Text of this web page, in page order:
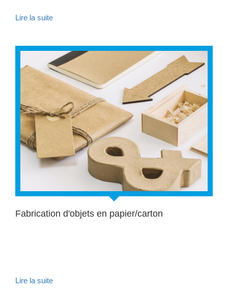
Lire la suite
Fabrication d'objets en papier/carton
Lire la suite